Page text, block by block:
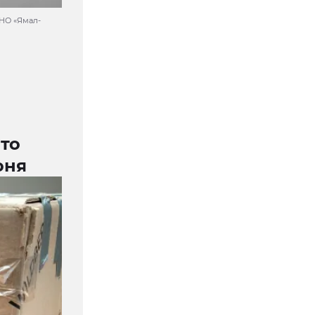
«Ямал-